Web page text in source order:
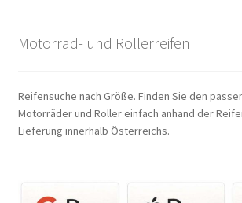
Motorrad- und Rollerreifen
Reifensuche nach Größe. Finden Sie den
Motorräder und Roller einfach anhand der
Lieferung innerhalb Österreichs.